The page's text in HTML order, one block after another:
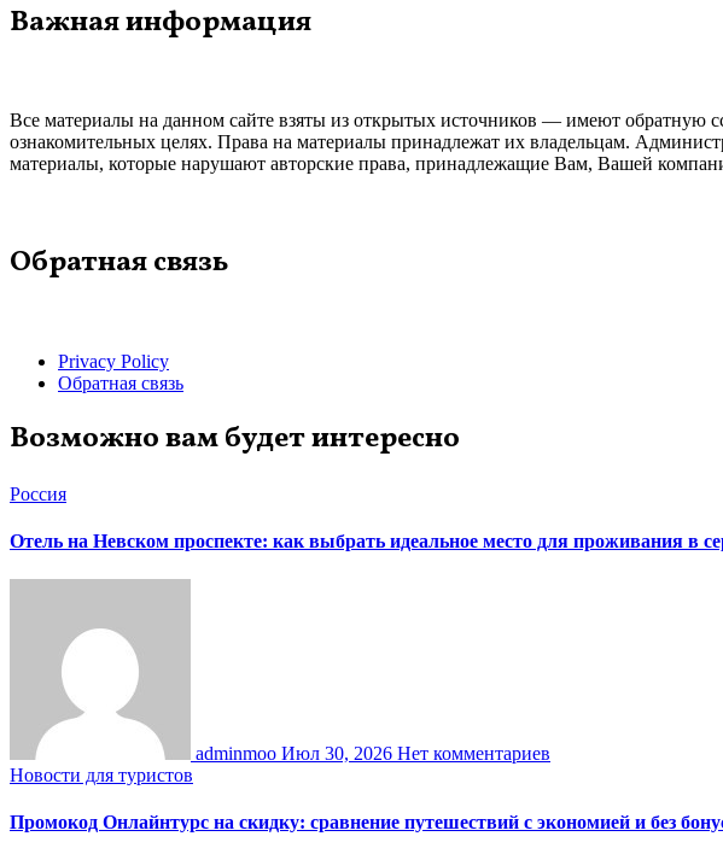
Важная информация
Все материалы на данном сайте взяты из открытых источников — имеют обратную
ознакомительных целях. Права на материалы принадлежат их владельцам.
материалы, которые нарушают авторские права, принадлежащие Вам, Вашей
Обратная связь
Privacy Policy
Обратная связь
Возможно вам будет интересно
Россия
Отель на Невском проспекте: как выбрать идеальное место для проживания в
adminmoo Июл 30, 2026 Нет комментариев
Новости для туристов
Промокод Онлайнтурс на скидку: сравнение путешествий с экономией и без